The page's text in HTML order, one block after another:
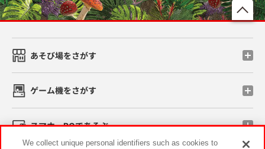
あそび場をさがす
ゲーム機をさがす
スマホ・PCであそぶ
We collect unique personal identifiers such as cookies to